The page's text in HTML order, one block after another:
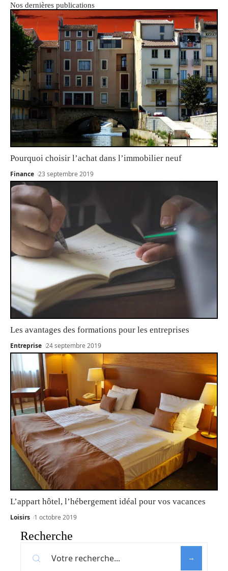
Nos dernières publications
Pourquoi choisir l’achat dans l’immobilier neuf
Finance 23 septembre 2019
Les avantages des formations pour les entreprises
Entreprise 24 septembre 2019
L’appart hôtel, l’hébergement idéal pour vos vacances
Loisirs 1 octobre 2019
Recherche